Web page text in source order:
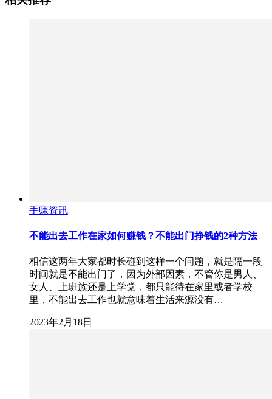
手赚资讯
不能出去工作在家如何赚钱？不能出门挣钱的2种方法
相信这两年大家都时长碰到这样一个问题，就是隔一段
时间就是不能出门了，因为外部因素，不管你是男人、
女人、上班族还是上学党，都只能待在家里或者学校
里，不能出去工作也就意味着生活来源没有…
2023年2月18日